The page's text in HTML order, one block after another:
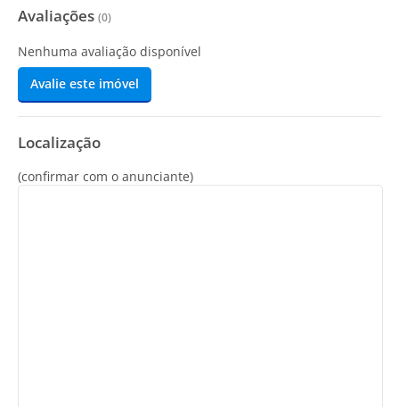
Avaliações (0)
Nenhuma avaliação disponível
Avalie este imóvel
Localização
(confirmar com o anunciante)